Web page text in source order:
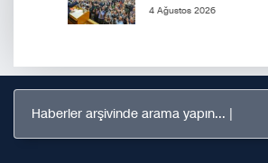
4 Ağustos 2026
Haberler arşivinde arama yapın...